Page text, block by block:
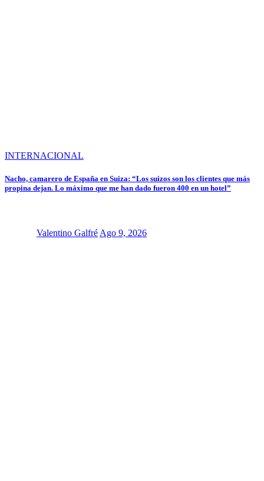
INTERNACIONAL
Nacho, camarero de España en Suiza: “Los suizos son los clientes que más
propina dejan. Lo máximo que me han dado fueron 400 en un hotel”
Valentino Galfré Ago 9, 2026